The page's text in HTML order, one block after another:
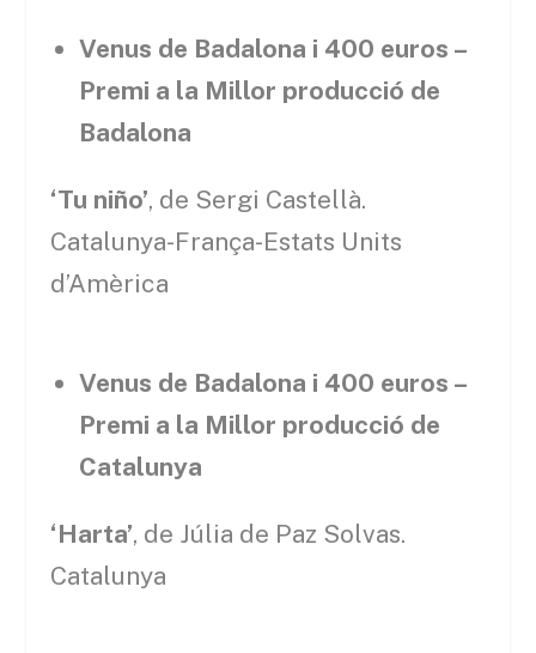
Venus de Badalona i 400 euros –
Premi a la Millor producció de
Badalona
‘Tu niño’, de Sergi Castellà.
Catalunya-França-Estats Units
d’Amèrica
Venus de Badalona i 400 euros –
Premi a la Millor producció de
Catalunya
‘Harta’, de Júlia de Paz Solvas.
Catalunya